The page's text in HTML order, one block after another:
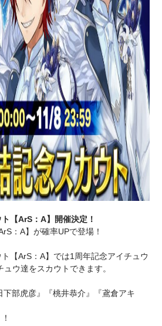
【ArS：A】開催決定！
：A】が確率UPで登場！
【ArS：A】では1周年記念アイチュウ
ュウ達をスカウトできます。
下部虎彦』『桃井恭介』『鳶倉アキ